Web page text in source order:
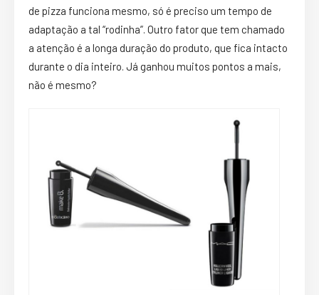
de pizza funciona mesmo, só é preciso um tempo de
adaptação a tal “rodinha”. Outro fator que tem chamado
a atenção é a longa duração do produto, que fica intacto
durante o dia inteiro. Já ganhou muitos pontos a mais,
não é mesmo?